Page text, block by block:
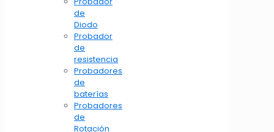
de
Diodo
Probador
de
resistencia
Probadores
de
baterías
Probadores
de
Rotación